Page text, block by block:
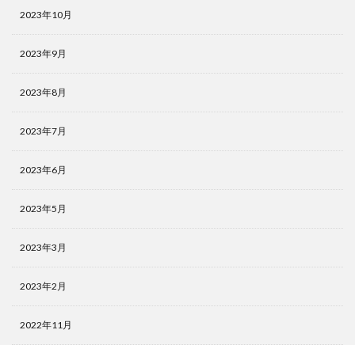
2023年10月
2023年9月
2023年8月
2023年7月
2023年6月
2023年5月
2023年3月
2023年2月
2022年11月